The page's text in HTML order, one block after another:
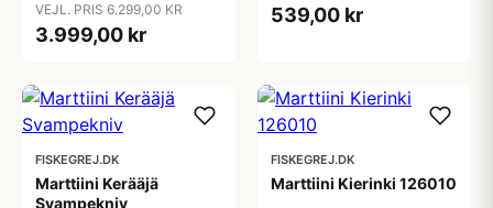
VEJL. PRIS 6.299,00 KR
3.999,00 kr
539,00 kr
FISKEGREJ.DK
Marttiini Kerääjä
Svampekniv
FISKEGREJ.DK
Marttiini Kierinki 126010